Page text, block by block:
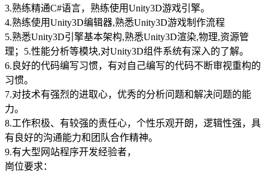
3.熟练精通C#语言，熟练使用Unity3D游戏引擎。
4.熟练使用Unity3D编辑器,熟悉Unity3D游戏制作流程
5.熟悉Unity3D引擎基本架构,熟悉Unity3D渲染,物理,资源管
理；5.性能分析等模块,对Unity3D组件系统有深入的了解。
6.良好的代码编写习惯，有对自己编写的代码不断审视重构的
习惯。
7.对技术有强烈的进取心，优秀的分析问题和解决问题的能
力。
8.工作积极、有较强的责任心，个性乐观开朗，逻辑性强，具
有良好的沟通能力和团队合作精神。
9.有大型网站程序开发经验者，
崗位要求：